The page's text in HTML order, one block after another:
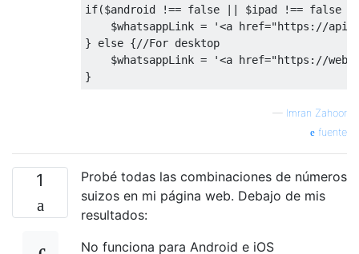
if($android !== false || $ipad !== false
    $whatsappLink =
'<a href="https://
} else {//For desktop
    $whatsappLink =
'<a href="https://
— Imran Zahoor
fuente
1
Probé todas las combinaciones de números
suizos en mi página web. Debajo de mis
resultados:
No funciona para Android e iOS